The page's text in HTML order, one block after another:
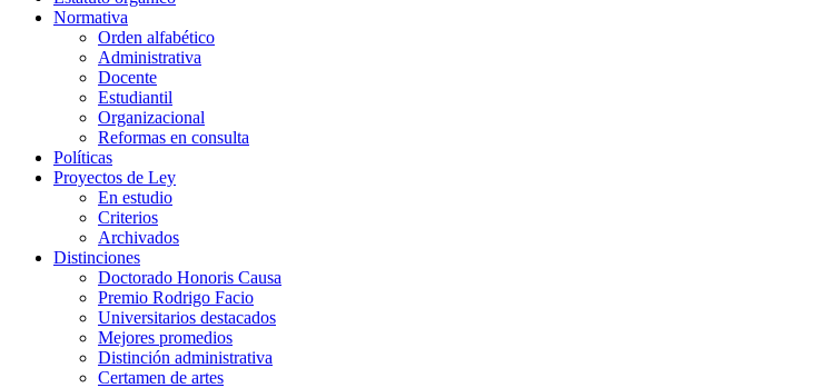
Normativa
Orden alfabético
Administrativa
Docente
Estudiantil
Organizacional
Reformas en consulta
Políticas
Proyectos de Ley
En estudio
Criterios
Archivados
Distinciones
Doctorado Honoris Causa
Premio Rodrigo Facio
Universitarios destacados
Mejores promedios
Distinción administrativa
Certamen de artes